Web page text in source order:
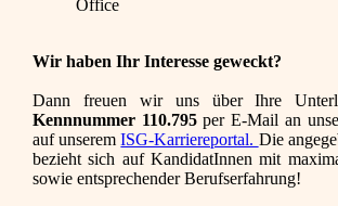
Office
Wir haben Ihr Interesse geweckt?
Dann freuen wir uns über Ihre
Kennnummer 110.795per E-Mail an
auf unseremISG-Karriereportal. Die
bezieht sich auf KandidatInnen mit
sowie entsprechender Berufserfahrung!